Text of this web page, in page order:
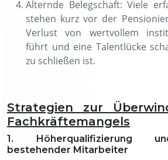
Alternde Belegschaft: Viele
stehen kurz vor der
Verlust von wertvollem
führt und eine Talentlücke
zu schließen ist.
Strategien zur
Fachkräftemangels
1. Höherqualifizierung
bestehender Mitarbeiter